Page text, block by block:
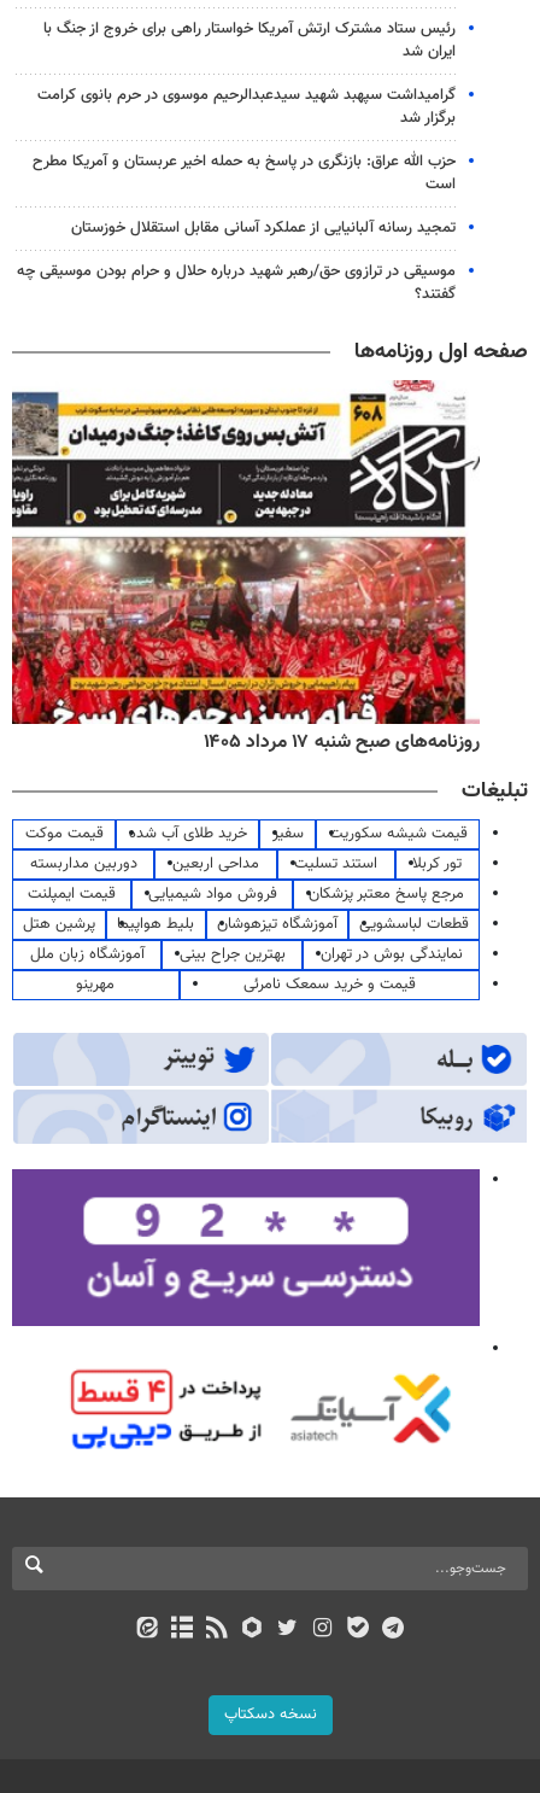
رئیس ستاد مشترک ارتش آمریکا خواستار راهی برای خروج از جنگ با
ایران شد
گرامیداشت سپهبد شهید سیدعبدالرحیم موسوی در حرم بانوی کرامت
برگزار شد
حزب الله عراق: بازنگری در پاسخ به حمله اخیر عربستان و آمریکا مطرح
است
تمجید رسانه آلبانیایی از عملکرد آسانی مقابل استقلال خوزستان
موسیقی در ترازوی حق/رهبر شهید درباره حلال و حرام بودن موسیقی چه
گفتند؟
صفحه اول روزنامه‌ها
روزنامه‌های صبح شنبه ۱۷ مرداد ۱۴۰۵
تبلیغات
قیمت شیشه سکوریت سفیر خرید طلای آب شده
قیمت موکت
تور کربلا
استند تسلیت مداحی اربعین
دوربین مداربسته
مرجع پاسخ معتبر پزشکان
فروش مواد شیمیایی
قیمت ایمپلنت
قطعات لباسشویی
آموزشگاه تیزهوشان بلیط هواپیما
پرشین هتل
نمایندگی بوش در تهران
بهترین جراح بینی
آموزشگاه زبان ملل
قیمت و خرید سمعک نامرئی
مهرینو
نسخه دسکتاپ